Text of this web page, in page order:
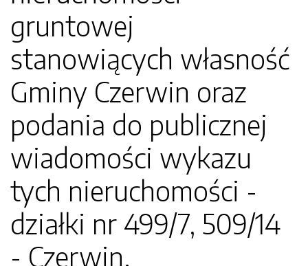
gruntowej
stanowiących własność
Gminy Czerwin oraz
podania do publicznej
wiadomości wykazu
tych nieruchomości -
działki nr 499/7, 509/14
- Czerwin.